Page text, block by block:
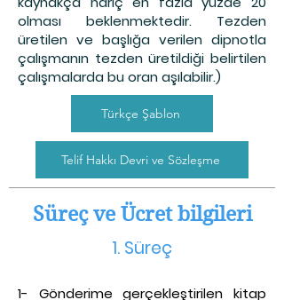
olması beklenmektedir. Tezden
üretilen ve başlığa verilen dipnotla
çalışmanın tezden üretildiği belirtilen
çalışmalarda bu oran aşılabilir.)
Türkçe Şablon
Telif Hakkı Devri ve Sözleşme
Süreç ve Ücret bilgileri
1. Süreç
1- Gönderime gerçekleştirilen kitap